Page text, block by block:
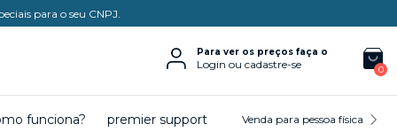
para o seu CNPJ.
Para ver os preços faça o
Login ou cadastre-se 0
funciona? premier support Venda para pessoa física